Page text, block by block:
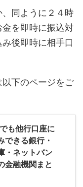
同ように２４時
を即時に振込対
後即時に相手口
下のページをご
も他行口座に
できる銀行・
・ネットバン
金融機関まと